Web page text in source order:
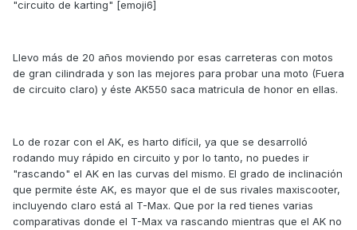
"circuito de karting" [emoji6]
Llevo más de 20 años moviendo por esas carreteras con motos
de gran cilindrada y son las mejores para probar una moto (Fuera
de circuito claro) y éste AK550 saca matricula de honor en ellas.
Lo de rozar con el AK, es harto difícil, ya que se desarrolló
rodando muy rápido en circuito y por lo tanto, no puedes ir
"rascando" el AK en las curvas del mismo. El grado de inclinación
que permite éste AK, es mayor que el de sus rivales maxiscooter,
incluyendo claro está al T-Max. Que por la red tienes varias
comparativas donde el T-Max va rascando mientras que el AK no